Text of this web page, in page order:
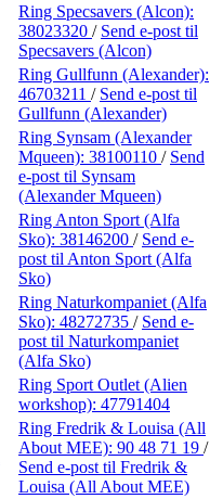
Ring Specsavers (Alcon):
38023320 / Send e-post til
Specsavers (Alcon)
Ring Gullfunn (Alexander):
46703211 / Send e-post til
Gullfunn (Alexander)
Ring Synsam (Alexander
Mqueen): 38100110 / Send
e-post til Synsam
(Alexander Mqueen)
Ring Anton Sport (Alfa
Sko): 38146200 / Send e-
post til Anton Sport (Alfa
Sko)
Ring Naturkompaniet (Alfa
Sko): 48272735 / Send e-
post til Naturkompaniet
(Alfa Sko)
Ring Sport Outlet (Alien
workshop): 47791404
Ring Fredrik & Louisa (All
About MEE): 90 48 71 19 /
Send e-post til Fredrik &
Louisa (All About MEE)